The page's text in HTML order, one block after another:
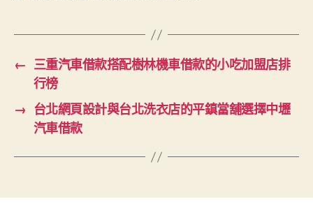
← 三重汽車借款搭配樹林機車借款的小吃加盟店排
行榜
→ 台北網頁設計與台北洗衣店的平鎮當舖選擇中壢
汽車借款